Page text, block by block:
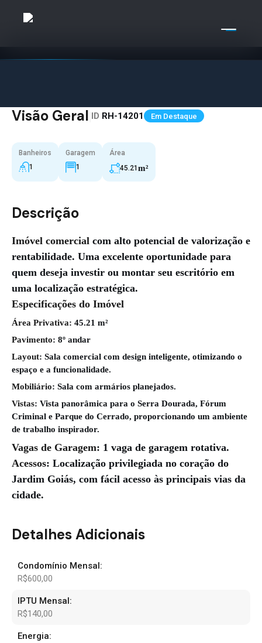
Visão Geral ID RH-14201 Em Destaque
Banheiros
1
Garagem
1
Área
45.21 m²
Descrição
Imóvel comercial com alto potencial de valorização e
rentabilidade. Uma excelente oportunidade para
quem deseja investir ou montar seu escritório em
uma localização estratégica.
Especificações do Imóvel
Área Privativa: 45.21 m²
Pavimento: 8º andar
Layout: Sala comercial com design inteligente, otimizando o
espaço e a funcionalidade.
Mobiliário: Sala com armários planejados.
Vistas: Vista panorâmica para o Serra Dourada, Fórum
Criminal e Parque do Cerrado, proporcionando um ambiente
de trabalho inspirador.
Vagas de Garagem: 1 vaga de garagem rotativa.
Acessos: Localização privilegiada no coração do
Jardim Goiás, com fácil acesso às principais vias da
cidade.
Detalhes Adicionais
Condomínio Mensal:
R$600,00
IPTU Mensal:
R$140,00
Energia: